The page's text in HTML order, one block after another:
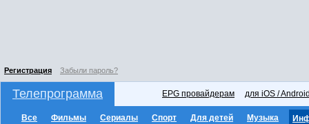
Регистрация Забыли пароль?
Телепрограмма EPG провайдерам для iOS /
Все Фильмы Сериалы Спорт Для детей Музыка